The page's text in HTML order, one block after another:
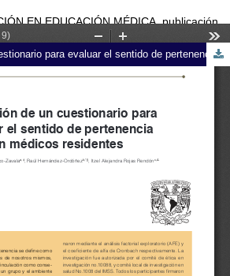
EN EDUCACIÓN MÉDICA, publicación
Universidad Nacional Autónoma de México
Validación de un cuestionario para evaluar el sentido de pertenencia en médicos residentes